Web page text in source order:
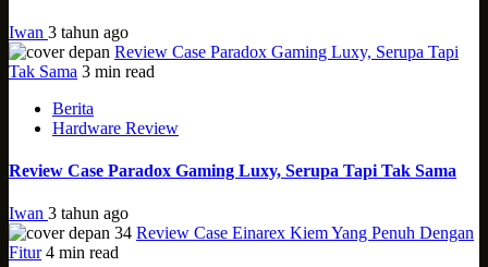
Iwan 3 tahun ago
Review Case Paradox Gaming Luxy, Serupa Tapi
Tak Sama 3 min read
Berita
Hardware Review
Review Case Paradox Gaming Luxy, Serupa Tapi Tak Sama
Iwan 3 tahun ago
Review Case Einarex Kiem Yang Penuh Dengan
Fitur 4 min read